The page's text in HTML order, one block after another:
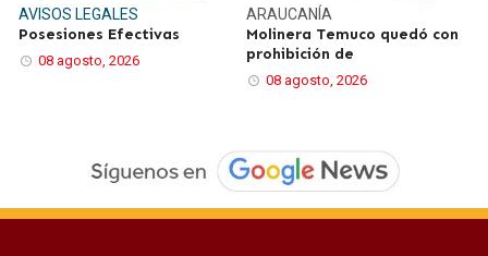
AVISOS LEGALES
Posesiones Efectivas
08 agosto, 2026
ARAUCANÍA
Molinera Temuco quedó con
prohibición de
08 agosto, 2026